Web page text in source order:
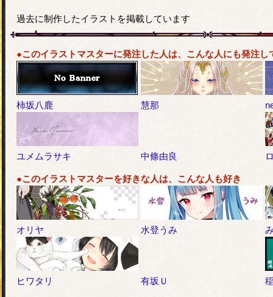
過去に制作したイラストを掲載しています
●このイラストマスターに発注した人は、こんな人にも発注し
柿坂八鹿 慧那
ユメムラサキ 中條由良
●このイラストマスターを好きな人は、こんな人も好き
オリヤ 水登うみ
ヒワタリ 有坂Ｕ